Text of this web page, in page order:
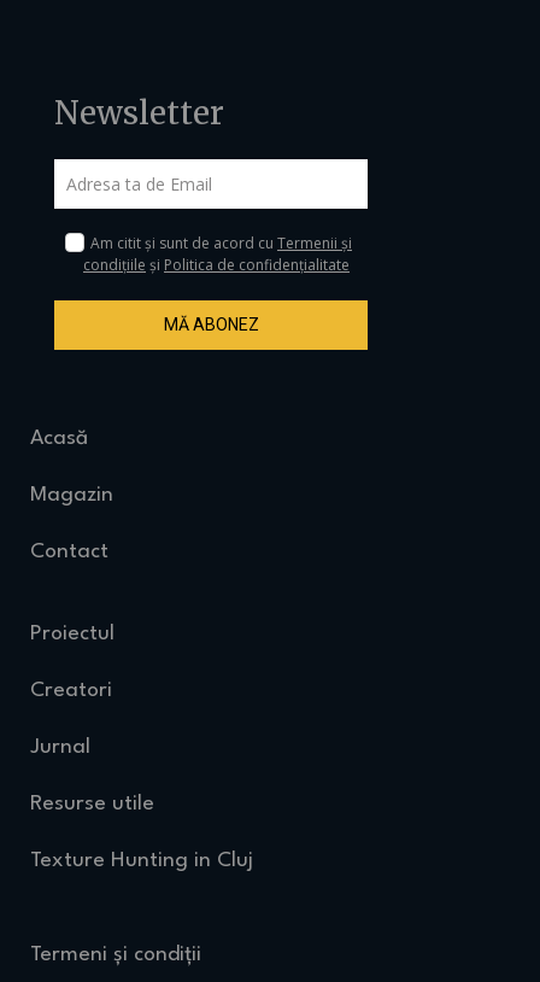
Newsletter
Am citit și sunt de acord cu Termenii și
condițiile și Politica de confidențialitate
MĂ ABONEZ
Acasă
Magazin
Contact
Proiectul
Creatori
Jurnal
Resurse utile
Texture Hunting in Cluj
Termeni și condiții